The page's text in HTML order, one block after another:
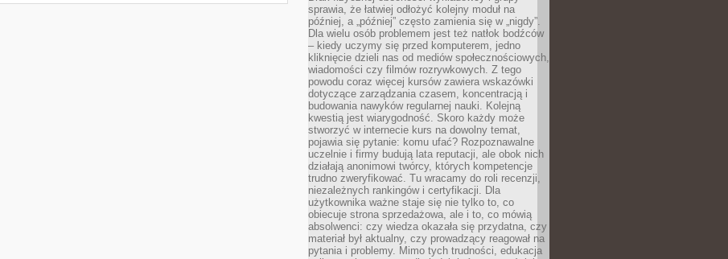
sprawia, że łatwiej odłożyć kolejny moduł na
później, a „później” często zamienia się w „nigdy”.
Dla wielu osób problemem jest też natłok bodźców
– kiedy uczymy się przed komputerem, jedno
kliknięcie dzieli nas od mediów społecznościowych,
wiadomości czy filmów rozrywkowych. Z tego
powodu coraz więcej kursów zawiera wskazówki
dotyczące zarządzania czasem, koncentracją i
budowania nawyków regularnej nauki. Kolejną
kwestią jest wiarygodność. Skoro każdy może
stworzyć w internecie kurs na dowolny temat,
pojawia się pytanie: komu ufać? Rozpoznawalne
uczelnie i firmy budują lata reputacji, ale obok nich
działają anonimowi twórcy, których kompetencje
trudno zweryfikować. Tu wracamy do roli recenzji,
niezależnych rankingów i certyfikacji. Dla
użytkownika ważne staje się nie tylko to, co
obiecuje strona sprzedażowa, ale i to, co mówią
absolwenci: czy wiedza okazała się przydatna, czy
materiał był aktualny, czy prowadzący reagował na
pytania i problemy. Mimo tych trudności, edukacja